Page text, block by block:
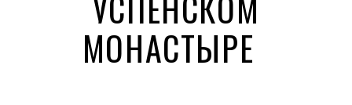
МОНАСТЫРЕ